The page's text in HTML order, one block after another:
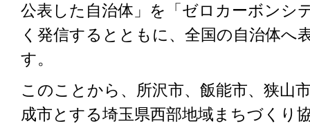
公表した自治体」を「ゼロカーボンシ
く発信するとともに、全国の自治体へ
す。
このことから、所沢市、飯能市、狭山
成市とする埼玉県西部地域まちづくり